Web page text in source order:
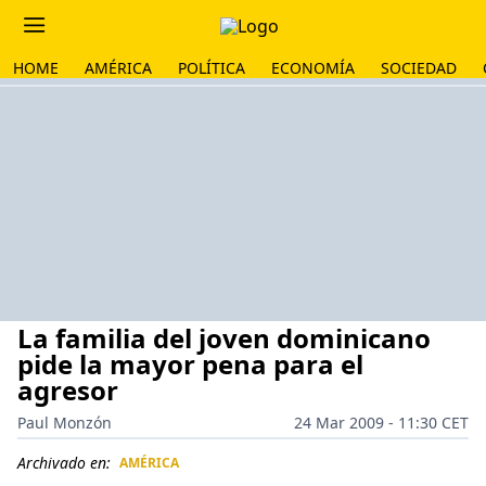
HOME AMÉRICA POLÍTICA ECONOMÍA SOCIEDAD
La familia del joven dominicano
pide la mayor pena para el
agresor
Paul Monzón
24 Mar 2009 - 11:30 CET
Archivado en: AMÉRICA